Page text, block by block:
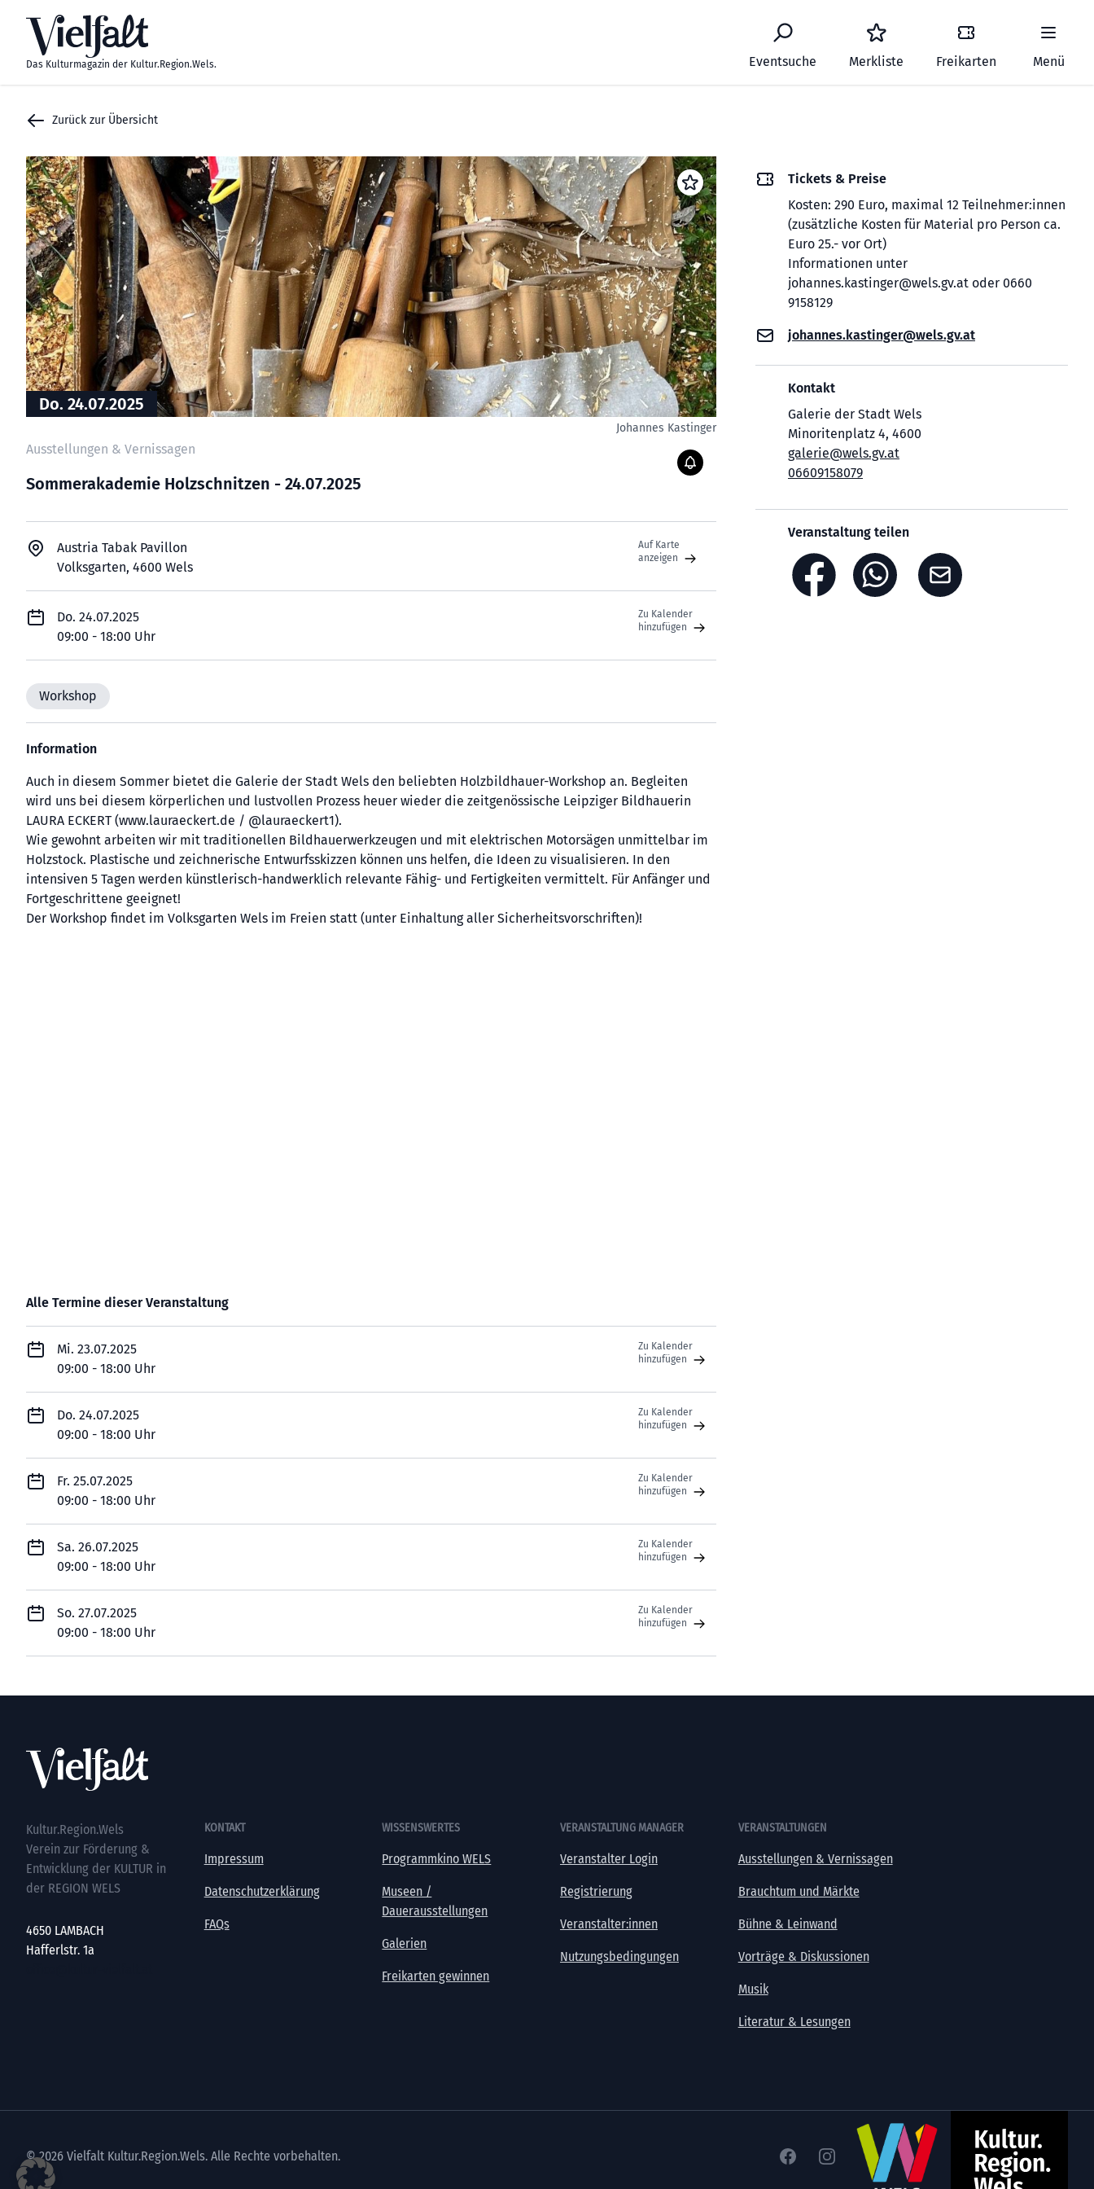
Das Kulturmagazin der Kultur.Region.Wels. Eventsuche Merkliste Freikarten Menü
Zurück zur Übersicht
Do. 24.07.2025
Johannes Kastinger
Ausstellungen & Vernissagen
Sommerakademie Holzschnitzen - 24.07.2025
Austria Tabak Pavillon
Volksgarten, 4600 Wels
Auf Karte
anzeigen
Do. 24.07.2025
09:00 - 18:00 Uhr
Zu Kalender
hinzufügen
Workshop
Information
Auch in diesem Sommer bietet die Galerie der Stadt Wels den beliebten Holzbildhauer-Workshop an. Begleiten
wird uns bei diesem körperlichen und lustvollen Prozess heuer wieder die zeitgenössische Leipziger Bildhauerin
LAURA ECKERT (www.lauraeckert.de / @lauraeckert1).
Wie gewohnt arbeiten wir mit traditionellen Bildhauerwerkzeugen und mit elektrischen Motorsägen unmittelbar im
Holzstock. Plastische und zeichnerische Entwurfsskizzen können uns helfen, die Ideen zu visualisieren. In den
intensiven 5 Tagen werden künstlerisch-handwerklich relevante Fähig- und Fertigkeiten vermittelt. Für Anfänger und
Fortgeschrittene geeignet!
Der Workshop findet im Volksgarten Wels im Freien statt (unter Einhaltung aller Sicherheitsvorschriften)!
Alle Termine dieser Veranstaltung
Mi. 23.07.2025
09:00 - 18:00 Uhr
Zu Kalender
hinzufügen
Do. 24.07.2025
09:00 - 18:00 Uhr
Zu Kalender
hinzufügen
Fr. 25.07.2025
09:00 - 18:00 Uhr
Zu Kalender
hinzufügen
Sa. 26.07.2025
09:00 - 18:00 Uhr
Zu Kalender
hinzufügen
So. 27.07.2025
09:00 - 18:00 Uhr
Zu Kalender
hinzufügen
Tickets & Preise
Kosten: 290 Euro, maximal 12 Teilnehmer:innen
(zusätzliche Kosten für Material pro Person ca.
Euro 25.- vor Ort)
Informationen unter
johannes.kastinger@wels.gv.at oder 0660
9158129
johannes.kastinger@wels.gv.at
Kontakt
Galerie der Stadt Wels
Minoritenplatz 4, 4600
galerie@wels.gv.at
06609158079
Veranstaltung teilen
Kultur.Region.Wels
Verein zur Förderung &
Entwicklung der KULTUR in
der REGION WELS
4650 LAMBACH
Hafferlstr. 1a
KONTAKT
Impressum
Datenschutzerklärung
FAQs
WISSENSWERTES
Programmkino WELS
Museen /
Dauerausstellungen
Galerien
Freikarten gewinnen
VERANSTALTUNG MANAGER
Veranstalter Login
Registrierung
Veranstalter:innen
Nutzungsbedingungen
VERANSTALTUNGEN
Ausstellungen & Vernissagen
Brauchtum und Märkte
Bühne & Leinwand
Vorträge & Diskussionen
Musik
Literatur & Lesungen
© 2026 Vielfalt Kultur.Region.Wels. Alle Rechte vorbehalten. FacebookInstagram